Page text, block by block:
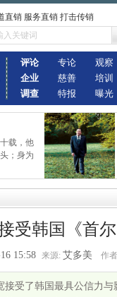
直销 服务直销 打击传销
评论
企业
调查
专论
慈善
特报
观察
培训
曝光
载，他
；身为
受韩国《首
15:58 来源: 艾多美 作
接受了韩国最具公信力